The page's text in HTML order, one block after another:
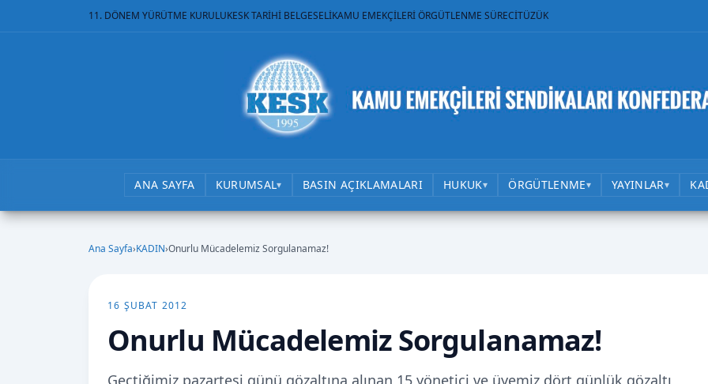
11. DÖNEM YÜRÜTME KURULUKESK TARİHİ BELGESELİKAMU EMEKÇİLERİ ÖRGÜTLENME SÜRECİTÜZÜK
ANA SAYFA KURUMSAL▾ BASIN AÇIKLAMALARI HUKUK▾ ÖRGÜTLENME▾ YAYINLAR▾
Ana Sayfa›KADIN›Onurlu Mücadelemiz Sorgulanamaz!
16 ŞUBAT 2012
Onurlu Mücadelemiz Sorgulanamaz!
Geçtiğimiz pazartesi günü gözaltına alınan 15 yönetici ve üyemiz dört günlük gözaltı